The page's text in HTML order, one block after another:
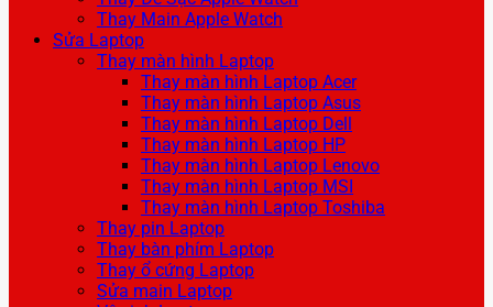
Thay Main Apple Watch
Sửa Laptop
Thay màn hình Laptop
Thay màn hình Laptop Acer
Thay màn hình Laptop Asus
Thay màn hình Laptop Dell
Thay màn hình Laptop HP
Thay màn hình Laptop Lenovo
Thay màn hình Laptop MSI
Thay màn hình Laptop Toshiba
Thay pin Laptop
Thay bàn phím Laptop
Thay ổ cứng Laptop
Sửa main Laptop